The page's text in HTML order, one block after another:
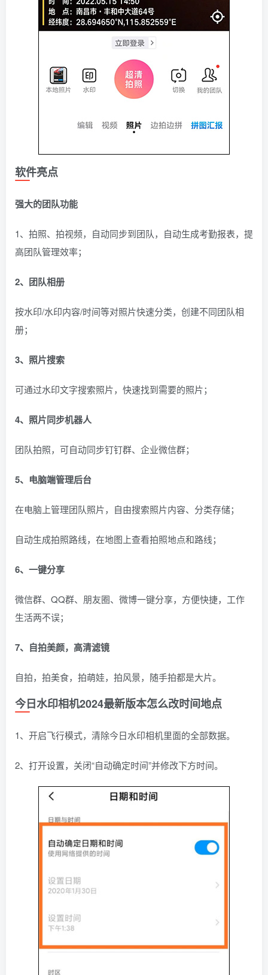
软件亮点
强大的团队功能
1、拍照、拍视频，自动同步到团队，自动生成考勤报表，提
高团队管理效率；
2、团队相册
按水印/水印内容/时间等对照片快速分类，创建不同团队相
册；
3、照片搜索
可通过水印文字搜索照片，快速找到需要的照片；
4、照片同步机器人
团队拍照，可自动同步钉钉群、企业微信群；
5、电脑端管理后台
在电脑上管理团队照片，自由搜索照片内容、分类存储；
自动生成拍照路线，在地图上查看拍照地点和路线；
6、一键分享
微信群、QQ群、朋友圈、微博一键分享，方便快捷，工作
生活两不误；
7、自拍美颜，高清滤镜
自拍，拍美食，拍萌娃，拍风景，随手拍都是大片。
今日水印相机2024最新版本怎么改时间地点
1、开启飞行模式，清除今日水印相机里面的全部数据。
2、打开设置，关闭“自动确定时间”并修改下方时间。